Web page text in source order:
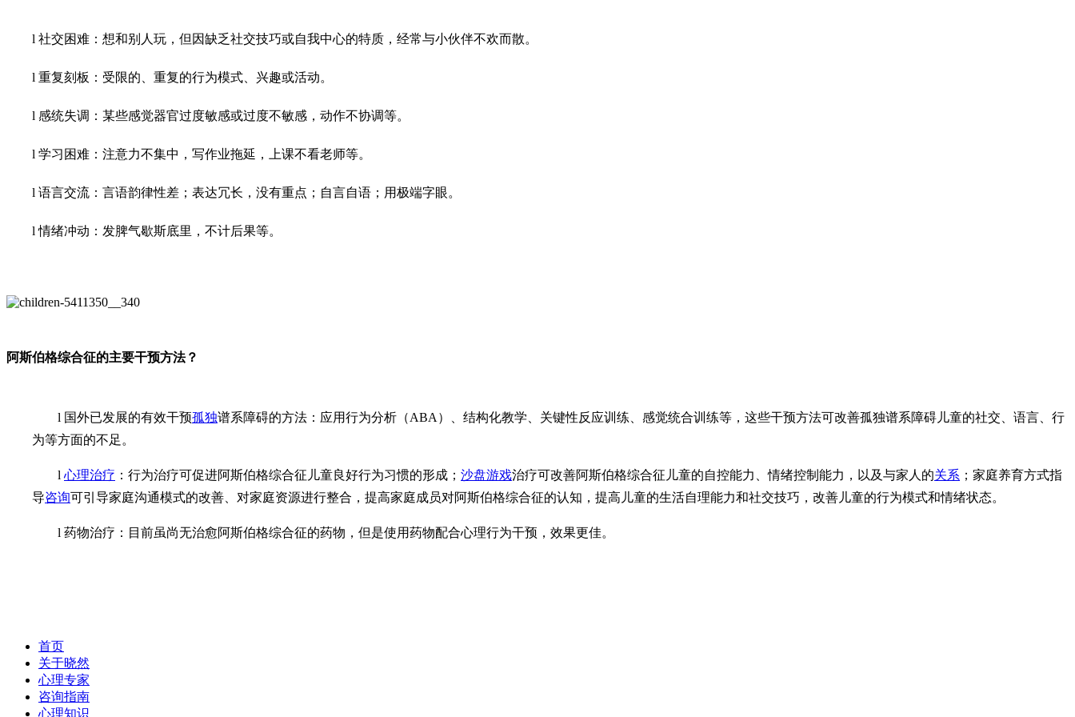
l 社交困难：想和别人玩，但因缺乏社交技巧或自我中心的特质，经常与小伙伴不欢而散。
l 重复刻板：受限的、重复的行为模式、兴趣或活动。
l 感统失调：某些感觉器官过度敏感或过度不敏感，动作不协调等。
l 学习困难：注意力不集中，写作业拖延，上课不看老师等。
l 语言交流：言语韵律性差；表达冗长，没有重点；自言自语；用极端字眼。
l情绪冲动：发脾气歇斯底里，不计后果等。
阿斯伯格综合征的主要干预方法？
l 国外已发展的有效干预孤独谱系障碍的方法：应用行为分析（ABA）、结构化教学、关键性反应训练、感觉统合训练等，这些干预方法可改善孤独谱系障碍儿童的社交、语言、行
为等方面的不足。
l 心理治疗 ：行为治疗可促进阿斯伯格综合征儿童良好行为习惯的形成； 沙盘游戏治疗可改善阿斯伯格综合征儿童的自控能力、情绪控制能力，以及与家人的关系 ；家庭养育方式指
导咨询可引导家庭沟通模式的改善、对家庭资源进行整合，提高家庭成员对阿斯伯格综合征的认知，提高儿童的生活自理能力和社交技巧，改善儿童的行为模式和情绪状态。
l 药物治疗：目前虽尚无治愈阿斯伯格综合征的药物，但是使用药物配合心理行为干预，效果更佳。
首页
关于晓然
心理专家
咨询指南
心理知识